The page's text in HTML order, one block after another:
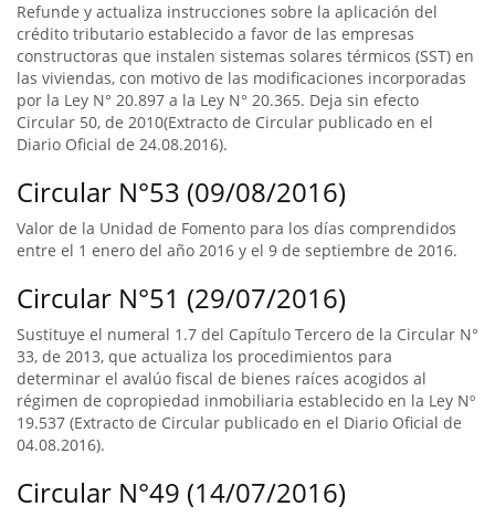
Refunde y actualiza instrucciones sobre la aplicación del
crédito tributario establecido a favor de las empresas
constructoras que instalen sistemas solares térmicos (SST) en
las viviendas, con motivo de las modificaciones incorporadas
por la Ley N° 20.897 a la Ley N° 20.365. Deja sin efecto
Circular 50, de 2010(Extracto de Circular publicado en el
Diario Oficial de 24.08.2016).
Circular N°53 (09/08/2016)
Valor de la Unidad de Fomento para los días comprendidos
entre el 1 enero del año 2016 y el 9 de septiembre de 2016.
Circular N°51 (29/07/2016)
Sustituye el numeral 1.7 del Capítulo Tercero de la Circular N°
33, de 2013, que actualiza los procedimientos para
determinar el avalúo fiscal de bienes raíces acogidos al
régimen de copropiedad inmobiliaria establecido en la Ley Nº
19.537 (Extracto de Circular publicado en el Diario Oficial de
04.08.2016).
Circular N°49 (14/07/2016)